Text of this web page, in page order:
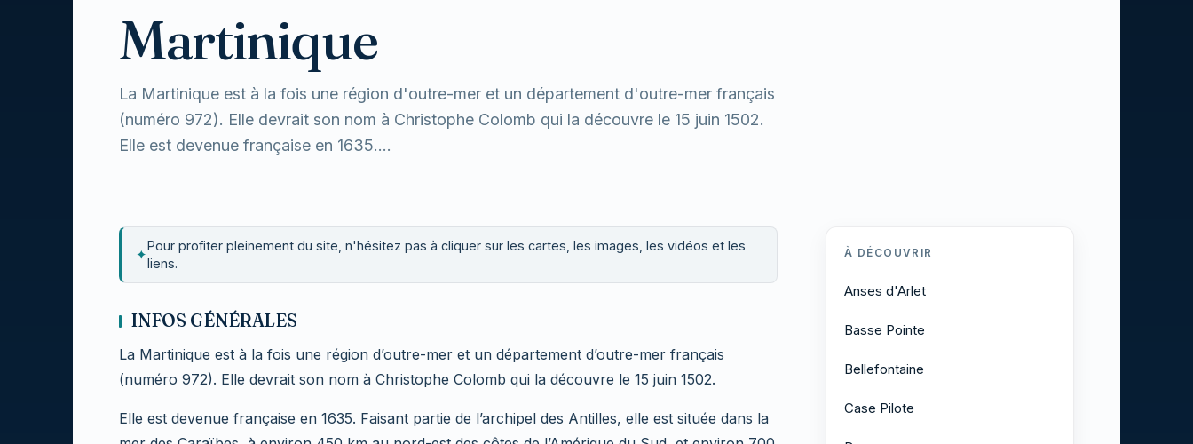
Martinique
La Martinique est à la fois une région d'outre-mer et un département d'outre-mer français
(numéro 972). Elle devrait son nom à Christophe Colomb qui la découvre le 15 juin 1502.
Elle est devenue française en 1635....
✦
Pour profiter pleinement du site, n'hésitez pas à cliquer sur les cartes, les images, les vidéos et les
liens.
INFOS GÉNÉRALES
La Martinique est à la fois une région d’outre-mer et un département d’outre-mer français
(numéro 972). Elle devrait son nom à Christophe Colomb qui la découvre le 15 juin 1502.
Elle est devenue française en 1635. Faisant partie de l’archipel des Antilles, elle est située dans la
À DÉCOUVRIR
Anses d'Arlet
Basse Pointe
Bellefontaine
Case Pilote